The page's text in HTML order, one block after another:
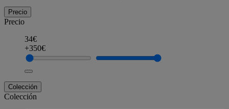
Precio
Precio
34€
+350€
Colección
Colección